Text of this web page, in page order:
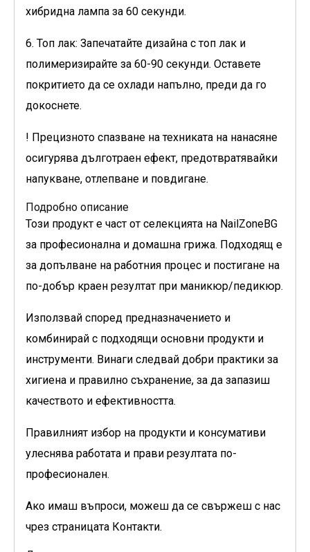
хибридна лампа за 60 секунди.
6. Топ лак: Запечатайте дизайна с топ лак и
полимеризирайте за 60-90 секунди. Оставете
покритието да се охлади напълно, преди да го
докоснете.
! Прецизното спазване на техниката на нанасяне
осигурява дълготраен ефект, предотвратявайки
напукване, отлепване и повдигане.
Подробно описание
Този продукт е част от селекцията на NailZoneBG
за професионална и домашна грижа. Подходящ е
за допълване на работния процес и постигане на
по-добър краен резултат при маникюр/педикюр.
Използвай според предназначението и
комбинирай с подходящи основни продукти и
инструменти. Винаги следвай добри практики за
хигиена и правилно съхранение, за да запазиш
качеството и ефективността.
Правилният избор на продукти и консумативи
улеснява работата и прави резултата по-
професионален.
Ако имаш въпроси, можеш да се свържеш с нас
чрез страницата Контакти.